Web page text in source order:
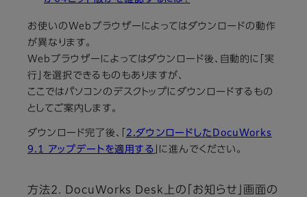
お使いのWebブラウザーによってはダウンロードの動作
が異なります。
Webブラウザーによってはダウンロード後、自動的に「実
行」を選択できるものもありますが、
ここではパソコンのデスクトップにダウンロードするもの
としてご案内します。
ダウンロード完了後、「
2.ダウンロードしたDocuWorks
9.1 アップデートを適用する
」に進んでください。
方法2. DocuWorks Desk上の「お知らせ」画面の